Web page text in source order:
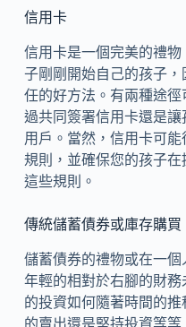
信用卡
信用卡是一個完美的禮
子剛剛開始自己的孩子
任的好方法。有兩種途
過共同簽署信用卡還是
用戶。當然，信用卡可
規則，並確保您的孩子
這些規則。
傳統儲蓄債券或庫存購買
儲蓄債券的禮物或在一
年輕的相對於右腳的財
的投資如何隨著時間的
的賣出還是堅持投資等